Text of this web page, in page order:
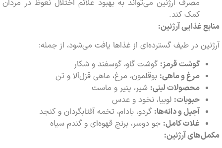
مصرف آرژنین می‌تواند به بهبود علائم اختلال نعوظ در مردان
کمک کند.
غذایی آرژنین:
در طیف گسترده‌ای از غذاها یافت می‌شود، از جمله:
گوشت قرمز:گوشت گاو، گوسفند و شکار
مرغ و ماهی:بوقلمون، مرغ، ماهی قزل‌آلا و تن
محصولات لبنی:شیر، پنیر و ماست
حبوبات:لوبیا، نخود و عدس
آجیل و دانه‌ها:گردو، بادام، تخمه آفتابگردان و کنجد
غلات کامل:جو دوسر، برنج قهوه‌ای و گندم سیاه
آرژنین: